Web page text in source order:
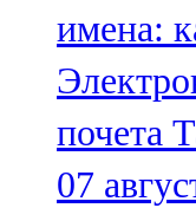
имена:
почета
07